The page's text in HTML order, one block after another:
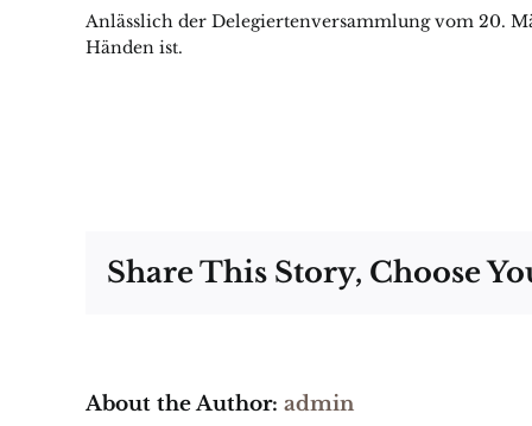
Anlässlich der Delegiertenversammlung vom 20.
Händen ist.
Share This Story, Choose
About the Author: admin